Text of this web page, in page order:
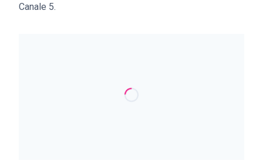
Canale 5.